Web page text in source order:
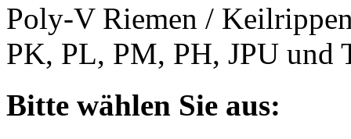
Poly-V Riemen /
PK, PL, PM, PH, JPU und
Bitte wählen Sie aus: